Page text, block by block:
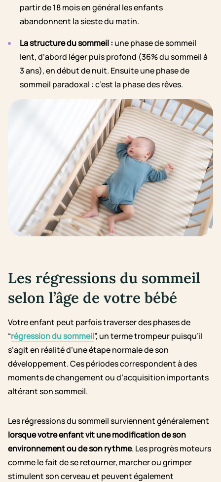
partir de 18 mois en général les enfants
abandonnent la sieste du matin.
La structure du sommeil: une phase de sommeil
lent, d’abord léger puis profond (36% du sommeil à
3 ans), en début de nuit. Ensuite une phase de
sommeil paradoxal : c’est la phase des rêves.
Les régressions du sommeil
selon l’âge de votre bébé
Votre enfant peut parfois traverser des phases de
“régression du sommeil”, un terme trompeur puisqu’il
s’agit en réalité d’une étape normale de son
développement. Ces périodes correspondent à des
moments de changement ou d’acquisition importants
altérant son sommeil.
Les régressions du sommeil surviennent généralement
lorsque votre enfant vit une modification de son
environnement ou de son rythme. Les progrès moteurs
comme le fait de se retourner, marcher ou grimper
stimulent son cerveau et peuvent également